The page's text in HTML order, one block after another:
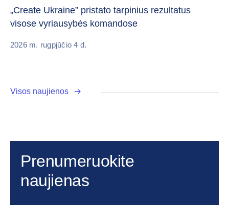
„Create Ukraine” pristato tarpinius rezultatus
visose vyriausybės komandose
2026 m. rugpjūčio 4 d.
Visos naujienos
Prenumeruokite
naujienas